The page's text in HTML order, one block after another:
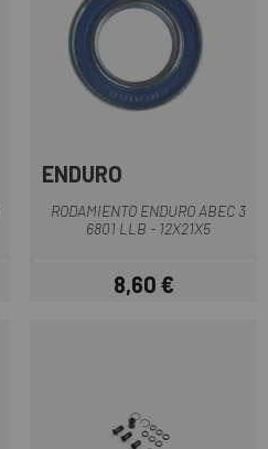
ENDURO
RODAMIENTO ENDURO ABEC 3
6801 LLB - 12X21X5
Precio
8,60 €